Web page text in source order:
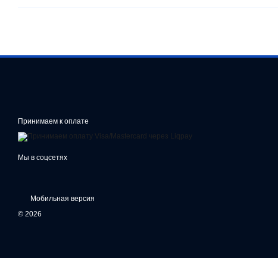
Принимаем к оплате
Мы в соцсетях
Мобильная версия
© 2026